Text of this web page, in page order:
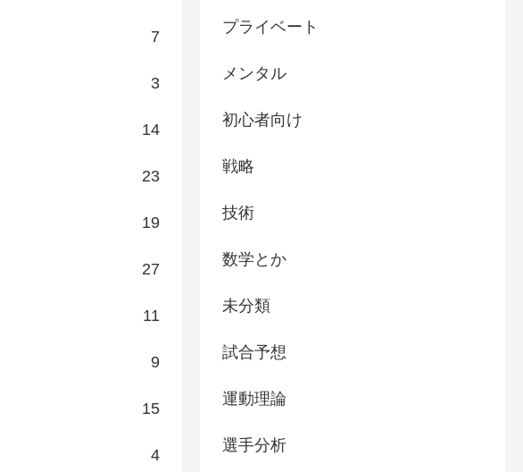
7
3
14
23
19
27
11
9
15
4
プライベート
メンタル
初心者向け
戦略
技術
数学とか
未分類
試合予想
運動理論
選手分析